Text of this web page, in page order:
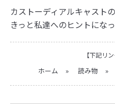
カストーディアルキャスト
きっと私達へのヒントにな
【下記リ
ホーム » 読み物 »